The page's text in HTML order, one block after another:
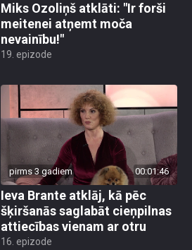
Miks Ozoliņš atklāti: "Ir forši
meitenei atņemt moča
nevainību!"
19. epizode
pirms 3 gadiem 00:01:46
Ieva Brante atklāj, kā pēc
šķiršanās saglabāt cieņpilnas
attiecības vienam ar otru
16. epizode